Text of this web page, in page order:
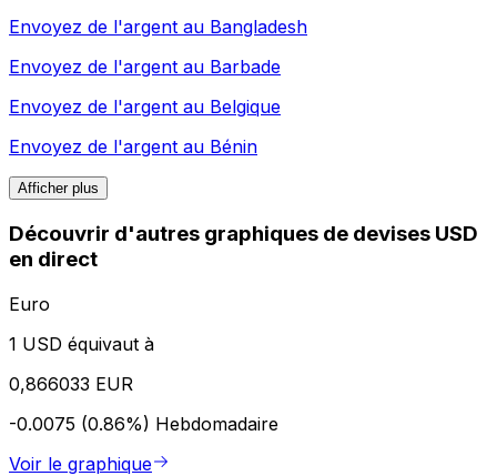
Envoyez de l'argent au Bangladesh
Envoyez de l'argent au Barbade
Envoyez de l'argent au Belgique
Envoyez de l'argent au Bénin
Afficher plus
Découvrir d'autres graphiques de devises USD
en direct
Euro
1 USD équivaut à
0,866033 EUR
-0.0075 (0.86%) Hebdomadaire
Voir le graphique